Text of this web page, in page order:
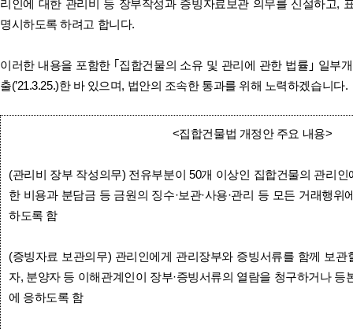
리인에 대한 관리비 등 장부작성과 증빙자료보관 의무를 신설하고,
명시하도록 하려고 합니다.
이러한 내용을 포함한 ｢집합건물의 소유 및 관리에 관한 법률｣ 일부
출(’21.3.25.)한 바 있으며, 법안의 조속한 통과를 위해 노력하겠습니다.
<집합건물법 개정안 주요 내용>
(관리비 장부 작성의무) 전유부분이 50개 이상인 집합건물의 관리
한 비용과 분담금 등 금원의 징수·보관·사용·관리 등 모든 거래행위
하도록 함
(증빙자료 보관의무) 관리인에게 관리장부와 증빙서류를 함께 보
자, 분양자 등 이해관계인이 장부·증빙서류의 열람을 청구하거나 등
에 응하도록 함